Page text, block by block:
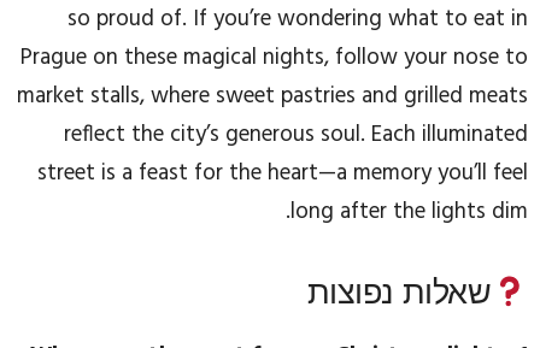
so proud of. If you’re wondering what to eat in
Prague on these magical nights, follow your nose to
market stalls, where sweet pastries and grilled meats
reflect the city’s generous soul. Each illuminated
street is a feast for the heart—a memory you’ll feel
long after the lights dim.
שאלות נפוצות